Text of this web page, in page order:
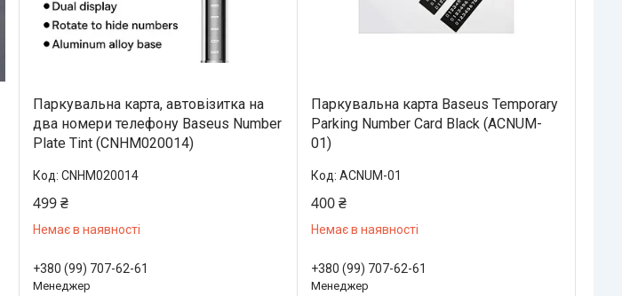
Паркувальна карта, автовізитка на
два номери телефону Baseus Number
Plate Tint (CNHM020014)
CNHM020014
499 ₴
Немає в наявності
+380 (99) 707-62-61
Менеджер
Паркувальна карта Baseus Temporary
Parking Number Card Black (ACNUM-
01)
ACNUM-01
400 ₴
Немає в наявності
+380 (99) 707-62-61
Менеджер